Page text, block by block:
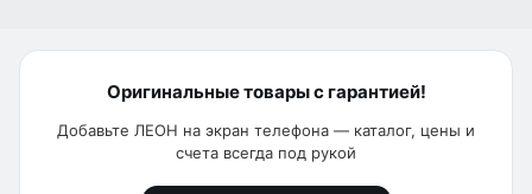
Оригинальные товары с гарантией!
Добавьте ЛЕОН на экран телефона — каталог, цены и
счета всегда под рукой